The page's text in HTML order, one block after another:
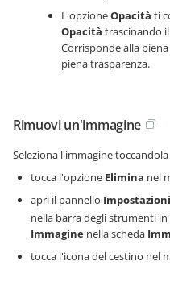
L'opzioneOpacità ti
Opacità trascinando
Corrisponde alla
piena trasparenza.
Rimuovi un'immagine
Seleziona l'immagine
tocca l'opzione Elimina nel
apri il pannello
nella barra degli strumenti
Immagine nella scheda
tocca l'icona del cestino nel